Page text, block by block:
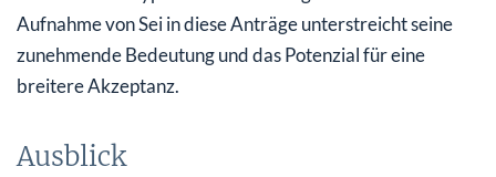
Aufnahme von Sei in diese Anträge unterstreicht seine
zunehmende Bedeutung und das Potenzial für eine
breitere Akzeptanz.
Ausblick